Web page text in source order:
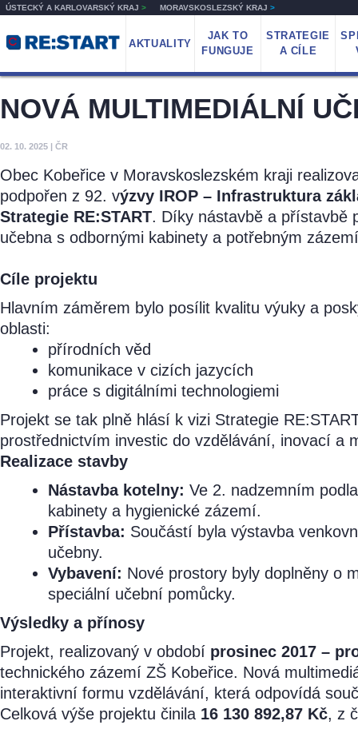
ÚSTECKÝ A KARLOVARSKÝ KRAJ > MORAVSKOSLEZSKÝ KRAJ >
AKTUALITY
JAK TO
FUNGUJE
STRATEGIE
A CÍLE
NOVÁ MULTIMEDIÁLNÍ
02. 10. 2025 | ČR
Obec Kobeřice v Moravskoslezském kraji
podpořen z 92. výzvy IROP – Infrastruktura
Strategie RE:START. Díky nástavbě a přístavbě
učebna s odbornými kabinety a potřebným
Cíle projektu
Hlavním záměrem bylo posílit kvalitu výuky a
oblasti:
přírodních věd
komunikace v cizích jazycích
práce s digitálními technologiemi
Projekt se tak plně hlásí k vizi Strategie
prostřednictvím investic do vzdělávání, inovací a
Realizace stavby
Nástavba kotelny: Ve 2. nadzemním
kabinety a hygienické zázemí.
Přístavba: Součástí byla výstavba
učebny.
Vybavení: Nové prostory byly doplněny o
speciální učební pomůcky.
Výsledky a přínosy
Projekt, realizovaný v období prosinec 2017 –
technického zázemí ZŠ Kobeřice. Nová
interaktivní formu vzdělávání, která odpovídá
Celková výše projektu činila 16 130 892,87 Kč, z